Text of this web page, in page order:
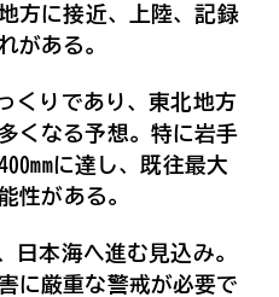
方に接近、上陸、記録
がある。
くりであり、東北地方
くなる予想。特に岩手
に達し、既往最大
性がある。
日本海へ進む見込み。
に厳重な警戒が必要で